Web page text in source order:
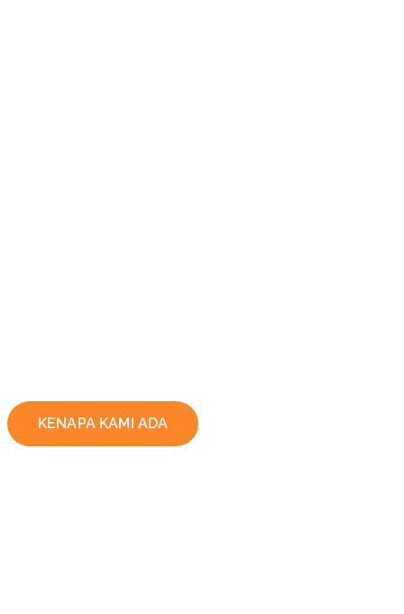
KENAPA KAMI ADA